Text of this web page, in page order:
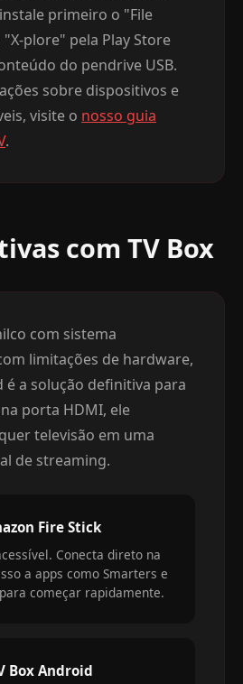
primeiro o "File
plore" pela Play Store
do pendrive USB.
sobre dispositivos e
visite o nosso guia
.
com TV Box
com sistema
limitações de hardware,
é a solução definitiva para
porta HDMI, ele
televisão em uma
de streaming.
Fire Stick
Conecta direto na
a apps como Smarters e
começar rapidamente.
Box Android